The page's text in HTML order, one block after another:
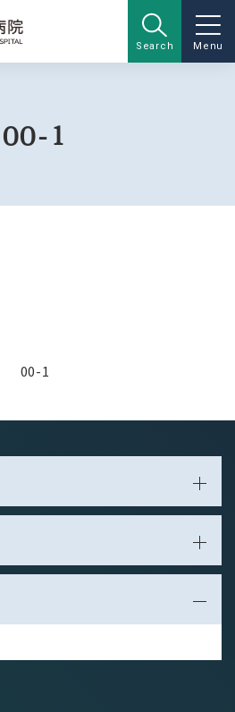
Search Menu
00-1
00-1